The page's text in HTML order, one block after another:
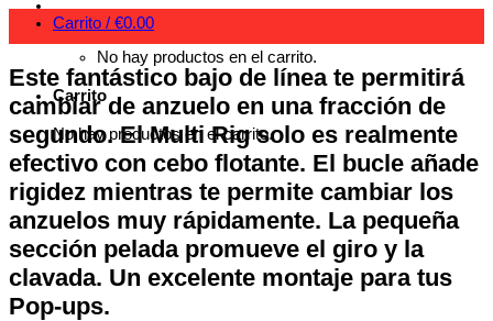
Carrito / €0.00
No hay productos en el carrito.
Carrito
No hay productos en el carrito.
Este fantástico bajo de línea te permitirá
cambiar de anzuelo en una fracción de
segundo. El Multi Rig solo es realmente
efectivo con cebo flotante. El bucle añade
rigidez mientras te permite cambiar los
anzuelos muy rápidamente. La pequeña
sección pelada promueve el giro y la
clavada. Un excelente montaje para tus
Pop-ups.